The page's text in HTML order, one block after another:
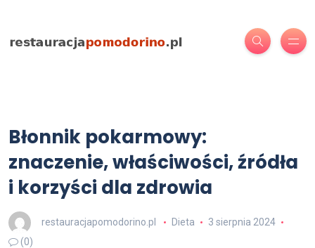
Błonnik pokarmowy:
znaczenie, właściwości, źródła
i korzyści dla zdrowia
restauracjapomodorino.pl Dieta
3 sierpnia 2024
(0)